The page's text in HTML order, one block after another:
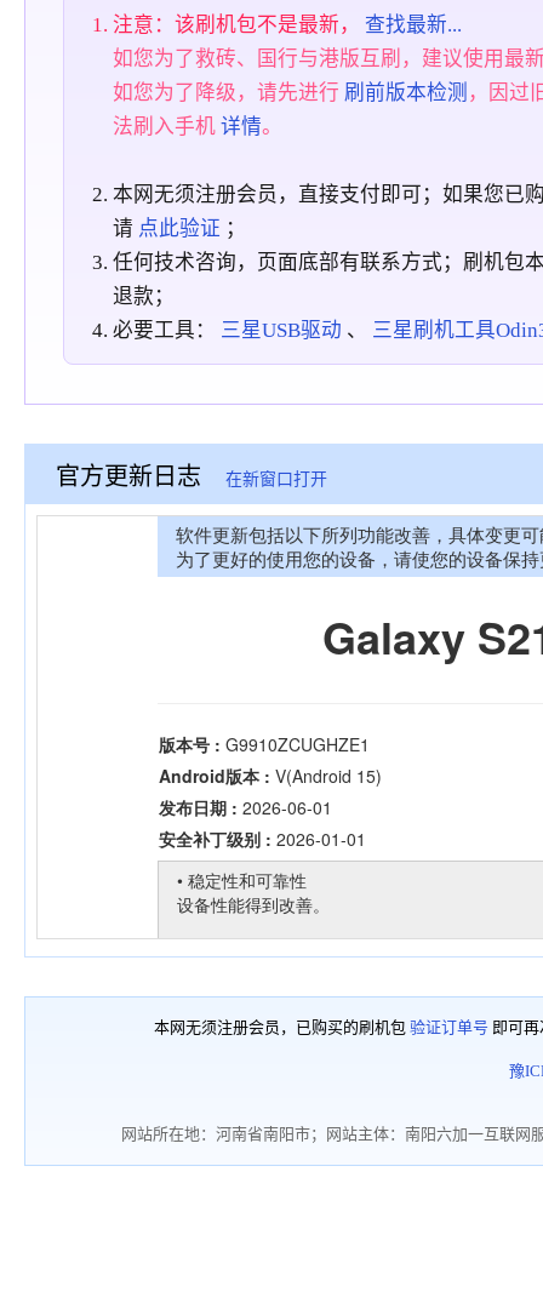
注意：该刷机包不是最新， 查找最新...
如您为了救砖、国行与港版互刷，建议使用最
如您为了降级，请先进行 刷前版本检测 ，因过
法刷入手机详情。
本网无须注册会员，直接支付即可；如果您已
请 点此验证 ；
任何技术咨询，页面底部有联系方式；刷机包
退款；
必要工具： 三星USB驱动 、 三星刷机工具
官方更新日志 在新窗口打开
本网无须注册会员，已购买的刷机包 验证订单号 即可
豫
网站所在地：河南省南阳市；网站主体：南阳六加一互联